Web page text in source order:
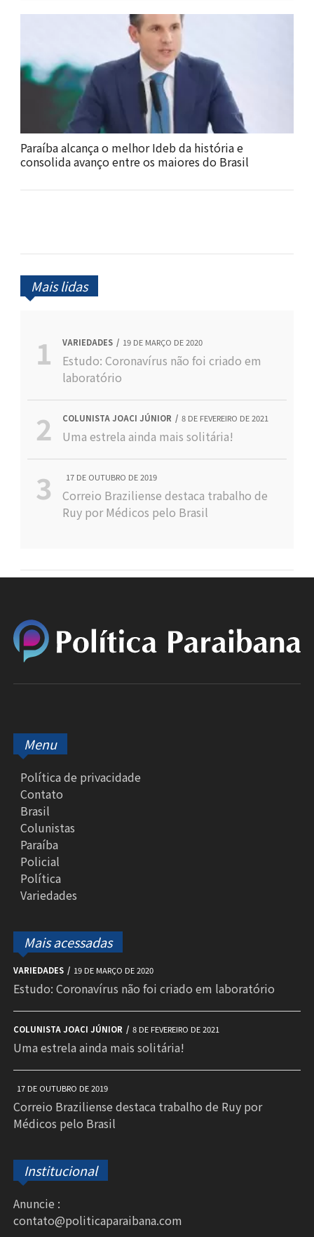
Paraíba alcança o melhor Ideb da história e
consolida avanço entre os maiores do Brasil
Mais lidas
VARIEDADES 19 DE MARÇO DE 2020
Estudo: Coronavírus não foi criado em
laboratório
COLUNISTA JOACI JÚNIOR 8 DE FEVEREIRO DE 2021
Uma estrela ainda mais solitária!
17 DE OUTUBRO DE 2019
Correio Braziliense destaca trabalho de
Ruy por Médicos pelo Brasil
Menu
Política de privacidade
Contato
Brasil
Colunistas
Paraíba
Policial
Política
Variedades
Mais acessadas
VARIEDADES 19 DE MARÇO DE 2020
Estudo: Coronavírus não foi criado em laboratório
COLUNISTA JOACI JÚNIOR 8 DE FEVEREIRO DE 2021
Uma estrela ainda mais solitária!
17 DE OUTUBRO DE 2019
Correio Braziliense destaca trabalho de Ruy por
Médicos pelo Brasil
Institucional
Anuncie :
contato@politicaparaibana.com